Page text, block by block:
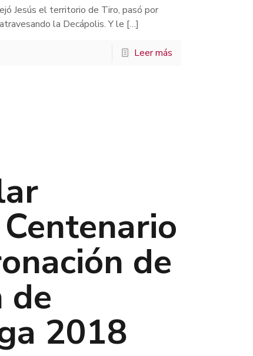
Jesús el territorio de Tiro, pasó por
la Decápolis. Y le […]
Leer más
de
de
2018